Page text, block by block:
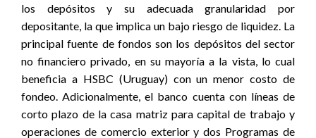
los depósitos y su adecuada granularidad por
depositante, la que implica un bajo riesgo de liquidez. La
principal fuente de fondos son los depósitos del sector
no financiero privado, en su mayoría a la vista, lo cual
beneficia a HSBC (Uruguay) con un menor costo de
fondeo. Adicionalmente, el banco cuenta con líneas de
corto plazo de la casa matriz para capital de trabajo y
operaciones de comercio exterior y dos Programas de